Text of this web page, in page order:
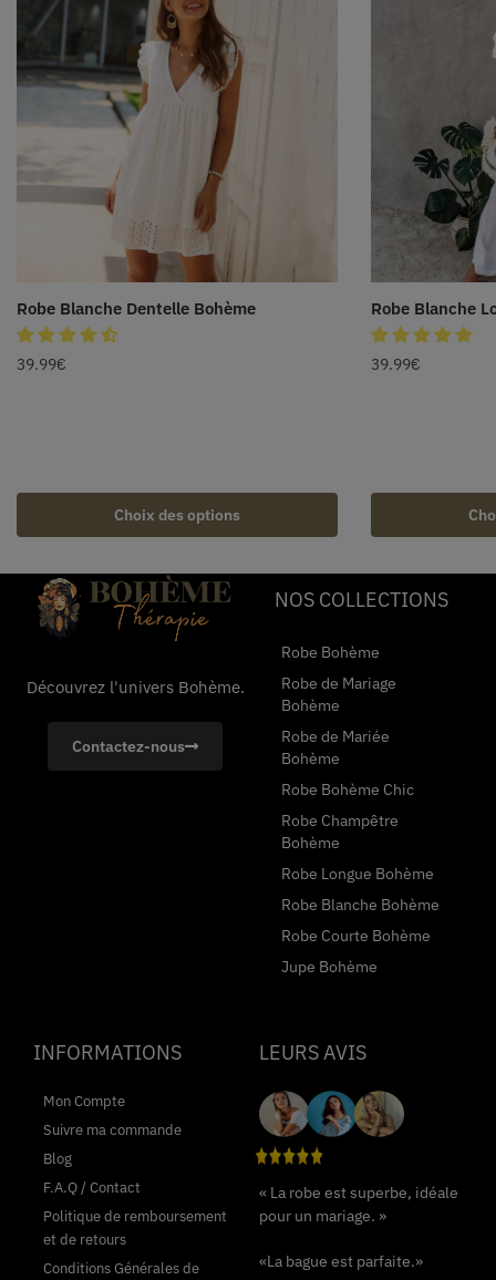
Robe Blanche Dentelle Bohème
39.99€
Choix des options
Robe Blanche
39.99€
Découvrez l'univers Bohème.
Contactez-nous
NOS COLLECTIONS
Robe Bohème
Robe de Mariage
Bohème
Robe de Mariée
Bohème
Robe Bohème Chic
Robe Champêtre
Bohème
Robe Longue Bohème
Robe Blanche Bohème
Robe Courte Bohème
Jupe Bohème
INFORMATIONS
Mon Compte
Suivre ma commande
Blog
F.A.Q / Contact
Politique de remboursement
et de retours
Conditions Générales de
LEURS AVIS
« La robe est superbe, idéale
pour un mariage. »
«La bague est parfaite.»